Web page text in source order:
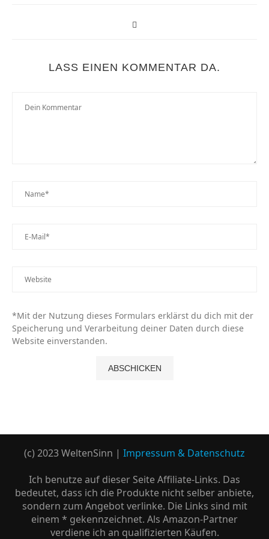
LASS EINEN KOMMENTAR DA.
*Mit der Nutzung dieses Formulars erklärst du dich mit der
Speicherung und Verarbeitung deiner Daten durch diese
Website einverstanden.
(c) 2023 WeltenSinn | Impressum & Datenschutz
Ich benutze auf dieser Seite Affiliate-Links. Das
bedeutet, dass ich die Produkte nicht selber anbiete,
sondern zum Angebot verlinke. Die Links sind mit
einem * gekennzeichnet. Als Amazon-Partner
verdiene ich an qualifizierten Käufen.